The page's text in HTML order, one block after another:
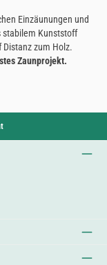
Einzäunungen und
stabilem Kunststoff
zum Holz.
Zaunprojekt.